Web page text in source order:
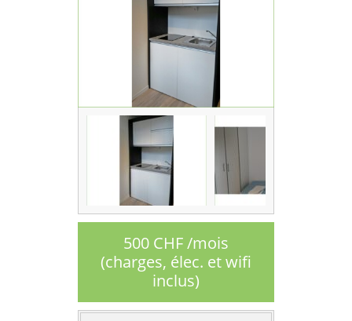
500 CHF /mois
(charges, élec. et wifi
inclus)